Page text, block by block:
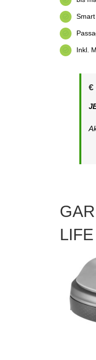
Inkl.
€